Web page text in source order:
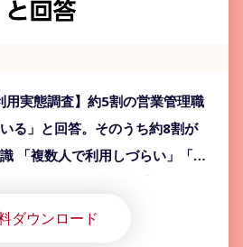
用実態調査】約5割の営業管理職
る」と回答。そのうち約8割が
「複数人で利用しづらい」「最
らない」など課題が挙がるも、
導入が進んでいない実態が明ら
ダウンロード